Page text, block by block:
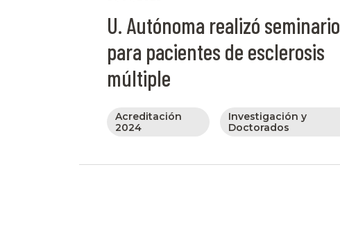
U. Autónoma realizó seminario
para pacientes de esclerosis
múltiple
Acreditación
2024
Investigación y
Doctorados